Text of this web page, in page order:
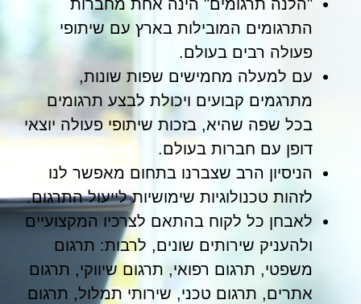
"הלנה תרגומים" הינה אחת מחברות
התרגומים המובילות בארץ עם שיתופי
פעולה רבים בעולם.
עם למעלה מחמישים שפות שונות,
מתרגמים קבועים ויכולת לבצע תרגומים
בכל שפה שהיא, בזכות שיתופי פעולה יוצאי
דופן עם חברות בעולם.
הניסיון הרב שצברנו בתחום מאפשר לנו
לזהות טכנולוגיות שימושיות לייעול התרגום.
לאבחן כל לקוח בהתאם לצרכיו המקצועיים
ולהעניק שירותים שונים, לרבות: תרגום
משפטי, תרגום רפואי, תרגום שיווקי, תרגום
אתרים, תרגום טכני, שירותי תמלול, תרגום